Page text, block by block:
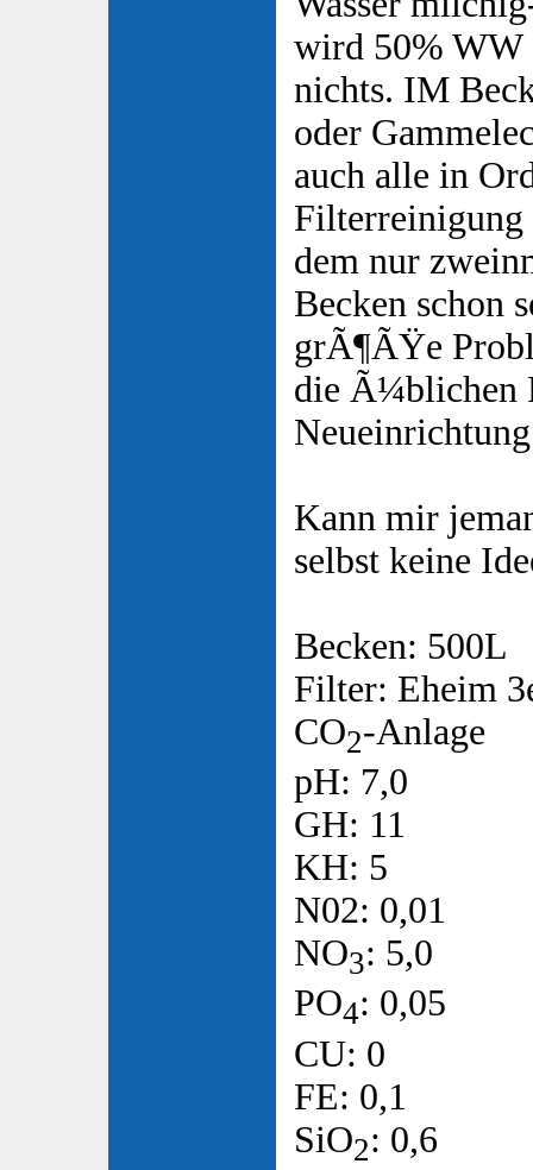
wird 50% WW
nichts. IM
oder
auch alle in
Filterreinigung
dem nur
Becken schon
grÃ¶ÃŸe
die Ã¼blichen
Kann mir
selbst keine
Becken: 500L
Filter: Eheim
CO2-Anlage
pH: 7,0
GH: 11
KH: 5
N02: 0,01
NO3: 5,0
PO4: 0,05
CU: 0
FE: 0,1
SiO2: 0,6